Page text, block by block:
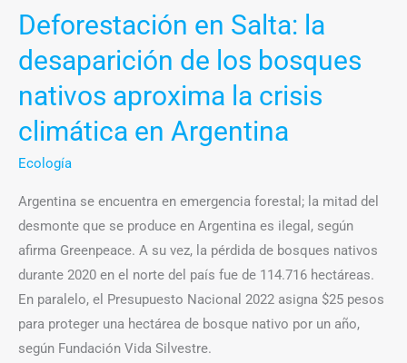
Deforestación en Salta: la
desaparición de los bosques
nativos aproxima la crisis
climática en Argentina
Ecología
Argentina se encuentra en emergencia forestal; la mitad del
desmonte que se produce en Argentina es ilegal, según
afirma Greenpeace. A su vez, la pérdida de bosques nativos
durante 2020 en el norte del país fue de 114.716 hectáreas.
En paralelo, el Presupuesto Nacional 2022 asigna $25 pesos
para proteger una hectárea de bosque nativo por un año,
según Fundación Vida Silvestre.
aproxima
la
crisis
climática
en
Argentina